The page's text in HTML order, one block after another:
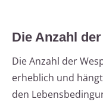
Die Anzahl
Die Anzahl der
erheblich und
den